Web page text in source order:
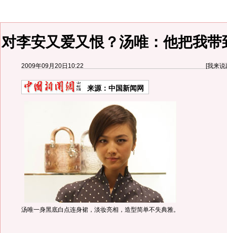
对李安又爱又恨？汤唯：他把我带
2009年09月20日10:22 [我来说
来源： 中国新闻网
汤唯一身黑底白点连身裙，淡妆亮相，造型简单不失典雅。